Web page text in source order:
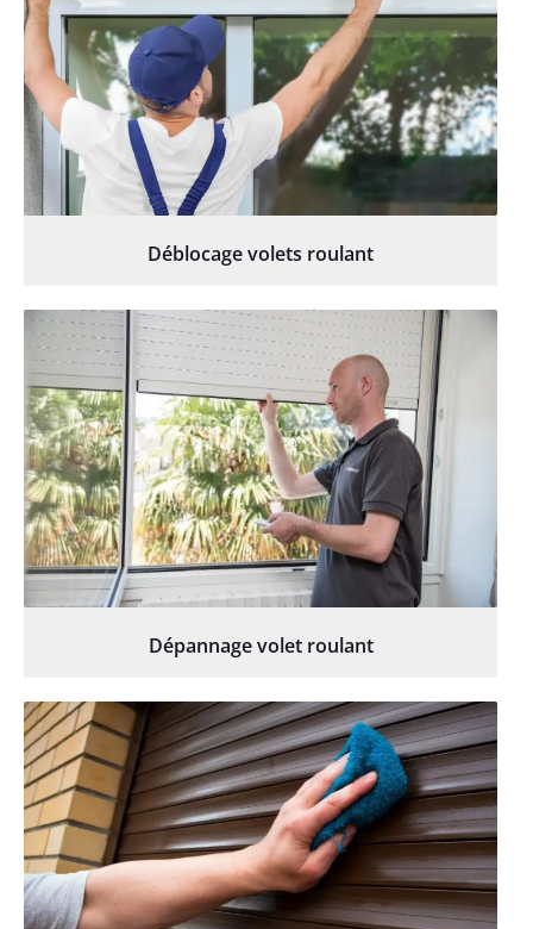
Déblocage volets roulant
Dépannage volet roulant